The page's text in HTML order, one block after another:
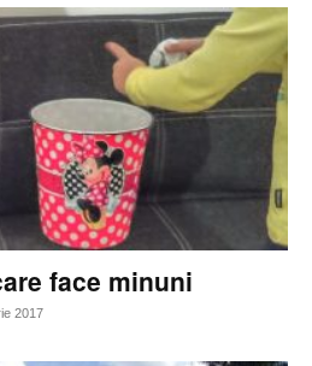
face minuni
2017